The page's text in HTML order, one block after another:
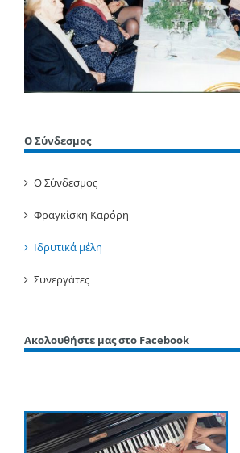
Ο Σύνδεσμος
Ο Σύνδεσμος
Φραγκίσκη Καρόρη
Ιδρυτικά μέλη
Συνεργάτες
Ακολουθήστε μας στο Facebook